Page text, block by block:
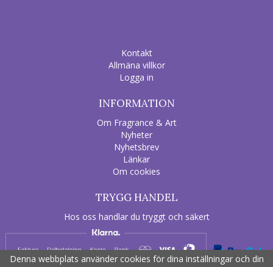
Kontakt
Allmäna villkor
Logga in
INFORMATION
Om Fragrance & Art
Nyheter
Nyhetsbrev
Länkar
Om cookies
TRYGG HANDEL
Hos oss handlar du tryggt och säkert
Denna webbplats använder cookies för dina inställningar och din